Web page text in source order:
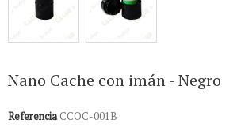
Nano Cache con imán - Negro
ReferenciaCCOC-001B